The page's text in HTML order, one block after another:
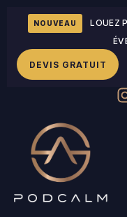
NOUVEAU
LOUEZ
DEVIS GRATUIT